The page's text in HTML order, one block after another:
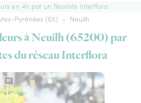
en 4h par un fleuriste Interflora
Pyrénées (65) › Neuilh
à Neuilh (65200) par
du réseau Interflora